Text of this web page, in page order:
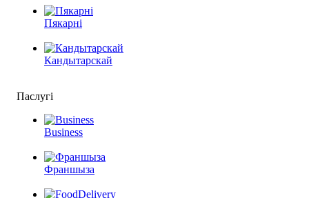
Пякарні
Кандытарскай
Паслугі
Business
Франшыза